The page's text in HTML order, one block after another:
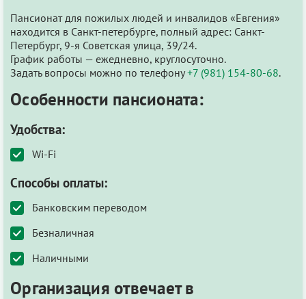
Пансионат для пожилых людей и инвалидов «Евгения»
находится в Санкт-петербурге, полный адрес: Санкт-
Петербург, 9-я Советская улица, 39/24.
График работы — ежедневно, круглосуточно.
Задать вопросы можно по телефону+7 (981) 154-80-68.
Особенности пансионата:
Удобства:
Wi-Fi
Способы оплаты:
Банковским переводом
Безналичная
Наличными
Организация отвечает в